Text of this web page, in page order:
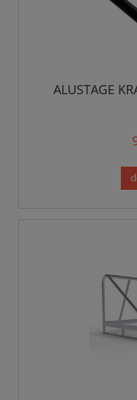
ALUSTAGE